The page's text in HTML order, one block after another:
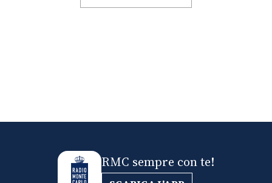
RMC sempre con te!